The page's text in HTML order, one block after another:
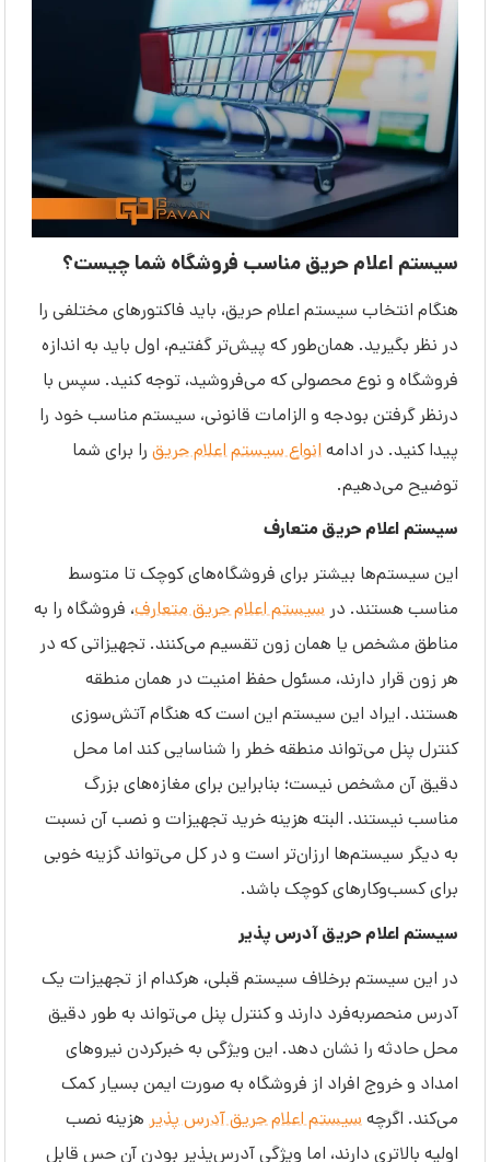
سیستم اعلام حریق مناسب فروشگاه شما چیست؟
هنگام انتخاب سیستم اعلام حریق، باید فاکتورهای مختلفی را
در نظر بگیرید. همان‌طور که پیش‌تر گفتیم، اول باید به اندازه
فروشگاه و نوع محصولی که می‌فروشید، توجه کنید. سپس با
درنظر گرفتن بودجه و الزامات قانونی، سیستم مناسب خود را
پیدا کنید. در ادامهانواع سیستم اعلام حریقرا برای شما
توضیح می‌دهیم.
سیستم اعلام حریق متعارف
این سیستم‌ها بیشتر برای فروشگاه‌های کوچک تا متوسط
مناسب هستند. درسیستم اعلام حریق متعارف، فروشگاه را به
مناطق مشخص یا همان زون تقسیم می‌کنند. تجهیزاتی که در
هر زون قرار دارند، مسئول حفظ امنیت در همان منطقه
هستند. ایراد این سیستم این است که هنگام آتش‌سوزی
کنترل پنل می‌تواند منطقه خطر را شناسایی کند اما محل
دقیق آن مشخص نیست؛ بنابراین برای مغازه‌های بزرگ
مناسب نیستند. البته هزینه خرید تجهیزات و نصب آن نسبت
به دیگر سیستم‌ها ارزان‌تر است و در کل می‌تواند گزینه خوبی
برای کسب‌وکار‌های کوچک باشد.
سیستم اعلام حریق آدرس پذیر
در این سیستم برخلاف سیستم قبلی، هرکدام از تجهیزات یک
آدرس منحصربه‌فرد دارند و کنترل پنل می‌تواند به طور دقیق
محل حادثه را نشان دهد. این ویژگی به خبرکردن نیروهای
امداد و خروج افراد از فروشگاه به صورت ایمن بسیار کمک
می‌کند. اگرچهسیستم اعلام حریق آدرس پذیرهزینه نصب
اولیه بالاتری دارند، اما ویژگی آدرس‌پذیر بودن آن حس قابل